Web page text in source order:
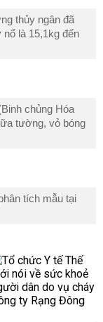
thủy ngân đã
là 15,1kg đến
chủng Hóa
tường, vỏ bóng
tích mẫu tại